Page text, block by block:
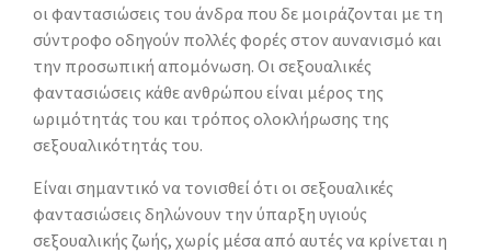
οι φαντασιώσεις του άνδρα που δε μοιράζονται με τη
σύντροφο οδηγούν πολλές φορές στον αυνανισμό και
την προσωπική απομόνωση. Οι σεξουαλικές
φαντασιώσεις κάθε ανθρώπου είναι μέρος της
ωριμότητάς του και τρόπος ολοκλήρωσης της
σεξουαλικότητάς του.
Είναι σημαντικό να τονισθεί ότι οι σεξουαλικές
φαντασιώσεις δηλώνουν την ύπαρξη υγιούς
σεξουαλικής ζωής, χωρίς μέσα από αυτές να κρίνεται η